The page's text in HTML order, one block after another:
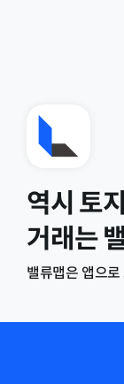
역시 토
거래는
밸류맵은 앱으